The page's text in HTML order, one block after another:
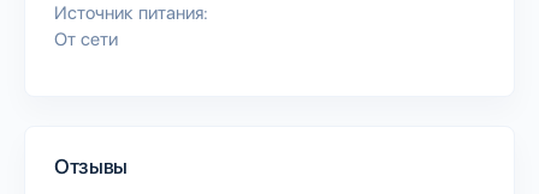
Источник питания:
От сети
Отзывы